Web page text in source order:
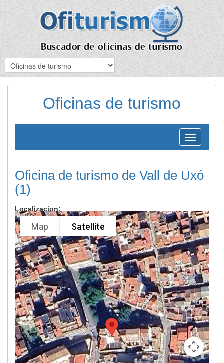
Oficinas de turismo
Toggle
navigation
Oficina de turismo de Vall de Uxó
(1)
Localizacion:
Map Satellite